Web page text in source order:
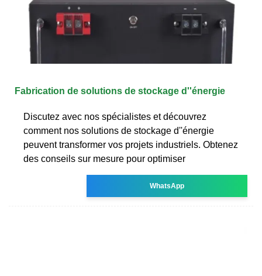
Fabrication de solutions de stockage d''énergie
Discutez avec nos spécialistes et découvrez
comment nos solutions de stockage d''énergie
peuvent transformer vos projets industriels. Obtenez
des conseils sur mesure pour optimiser
WhatsApp